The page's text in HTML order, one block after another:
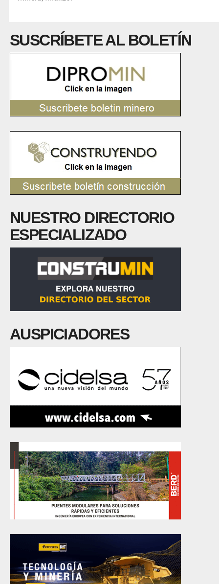
SUSCRÍBETE AL BOLETÍN
NUESTRO DIRECTORIO
ESPECIALIZADO
AUSPICIADORES